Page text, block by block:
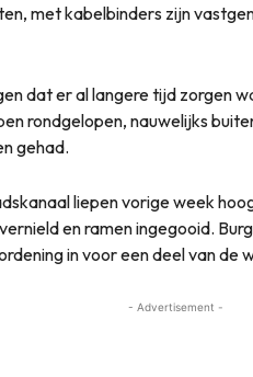
met kabelbinders zijn
dat er al langere tijd zorgen
rondgelopen, nauwelijks
gehad.
liepen vorige week
en ramen ingegooid.
in voor een deel van de
- Advertisement -